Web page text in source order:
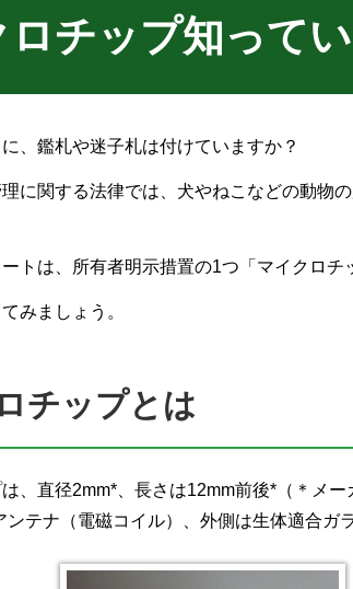
ロチップ知って
、鑑札や迷子札は付けていますか？
に関する法律では、犬やねこなどの動物
トは、所有者明示措置の1つ「マイクロチ
みましょう。
チップとは
、直径2mm*、長さは12mm前後*（＊メ
ンテナ（電磁コイル）、外側は生体適合ガ